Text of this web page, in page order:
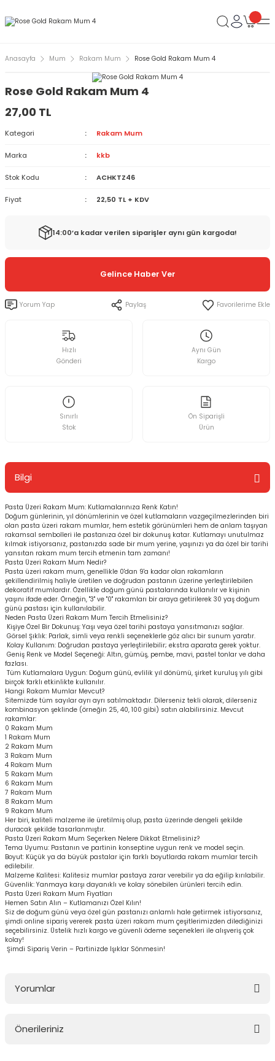
Anasayfa Mum Rakam Mum Rose Gold Rakam Mum 4
Rose Gold Rakam Mum 4
27,00 TL
Kategori Rakam Mum
Marka kkb
Stok Kodu ACHKTZ46
Fiyat 22,50 TL + KDV
14:00’a kadar verilen siparişler aynı gün kargoda!
Gelince Haber Ver
Yorum Yap Paylaş
Hızlı
Gönderi
Aynı Gün
Kargo
Sınırlı
Stok
Ön Siparişli
Ürün
Bilgi
Pasta Üzeri Rakam Mum: Kutlamalarınıza Renk Katın!
Doğum günlerinin, yıl dönümlerinin ve özel kutlamaların vazgeçilmezlerinden biri
olan pasta üzeri rakam mumlar, hem estetik görünümleri hem de anlam taşıyan
rakamsal sembolleri ile pastanıza özel bir dokunuş katar. Kutlamayı unutulmaz
kılmak istiyorsanız, pastanızda sade bir mum yerine, yaşınızı ya da özel bir tarihi
yansıtan rakam mum tercih etmenin tam zamanı!
Pasta Üzeri Rakam Mum Nedir?
Pasta üzeri rakam mum, genellikle 0'dan 9'a kadar olan rakamların
şekillendirilmiş haliyle üretilen ve doğrudan pastanın üzerine yerleştirilebilen
dekoratif mumlardır. Özellikle doğum günü pastalarında kullanılır ve kişinin
yaşını ifade eder. Örneğin, "3" ve "0" rakamları bir araya getirilerek 30 yaş doğum
günü pastası için kullanılabilir.
Neden Pasta Üzeri Rakam Mum Tercih Etmelisiniz?
Kişiye Özel Bir Dokunuş: Yaşı veya özel tarihi pastaya yansıtmanızı sağlar.
Görsel Şıklık: Parlak, simli veya renkli seçeneklerle göz alıcı bir sunum yaratır.
Kolay Kullanım: Doğrudan pastaya yerleştirilebilir; ekstra aparata gerek yoktur.
Geniş Renk ve Model Seçeneği: Altın, gümüş, pembe, mavi, pastel tonlar ve daha
fazlası.
Tüm Kutlamalara Uygun: Doğum günü, evlilik yıl dönümü, şirket kuruluş yılı gibi
birçok farklı etkinlikte kullanılır.
Hangi Rakam Mumlar Mevcut?
Sitemizde tüm sayılar ayrı ayrı satılmaktadır. Dilerseniz tekli olarak, dilerseniz
kombinasyon şeklinde (örneğin 25, 40, 100 gibi) satın alabilirsiniz. Mevcut
rakamlar:
0 Rakam Mum
1 Rakam Mum
2 Rakam Mum
3 Rakam Mum
4 Rakam Mum
5 Rakam Mum
6 Rakam Mum
7 Rakam Mum
8 Rakam Mum
9 Rakam Mum
Her biri, kaliteli malzeme ile üretilmiş olup, pasta üzerinde dengeli şekilde
duracak şekilde tasarlanmıştır.
Pasta Üzeri Rakam Mum Seçerken Nelere Dikkat Etmelisiniz?
Tema Uyumu: Pastanın ve partinin konseptine uygun renk ve model seçin.
Boyut: Küçük ya da büyük pastalar için farklı boyutlarda rakam mumlar tercih
edilebilir.
Malzeme Kalitesi: Kalitesiz mumlar pastaya zarar verebilir ya da eğilip kırılabilir.
Güvenlik: Yanmaya karşı dayanıklı ve kolay sönebilen ürünleri tercih edin.
Pasta Üzeri Rakam Mum Fiyatları
Hemen Satın Alın – Kutlamanızı Özel Kılın!
Siz de doğum günü veya özel gün pastanızı anlamlı hale getirmek istiyorsanız,
şimdi online sipariş vererek pasta üzeri rakam mum çeşitlerimizden dilediğinizi
seçebilirsiniz. Üstelik hızlı kargo ve güvenli ödeme seçenekleri ile alışveriş çok
kolay!
Şimdi Sipariş Verin – Partinizde Işıklar Sönmesin!
Yorumlar
Önerileriniz